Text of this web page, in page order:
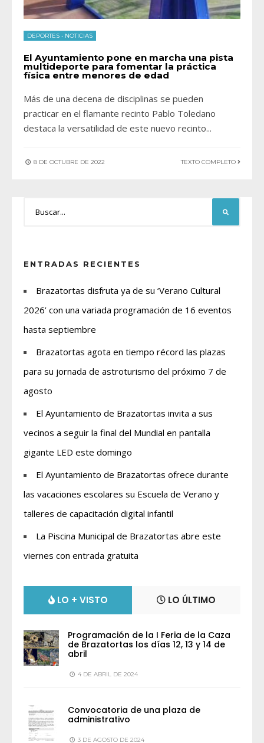
DEPORTES • NOTICIAS
El Ayuntamiento pone en marcha una pista
multideporte para fomentar la práctica
física entre menores de edad
Más de una decena de disciplinas se pueden
practicar en el flamante recinto Pablo Toledano
destaca la versatilidad de este nuevo recinto...
8 DE OCTUBRE DE 2022 TEXTO COMPLETO
ENTRADAS RECIENTES
Brazatortas disfruta ya de su ‘Verano Cultural
2026’ con una variada programación de 16 eventos
hasta septiembre
Brazatortas agota en tiempo récord las plazas
para su jornada de astroturismo del próximo 7 de
agosto
El Ayuntamiento de Brazatortas invita a sus
vecinos a seguir la final del Mundial en pantalla
gigante LED este domingo
El Ayuntamiento de Brazatortas ofrece durante
las vacaciones escolares su Escuela de Verano y
talleres de capacitación digital infantil
La Piscina Municipal de Brazatortas abre este
viernes con entrada gratuita
LO + VISTO LO ÚLTIMO
Programación de la I Feria de la Caza
de Brazatortas los días 12, 13 y 14 de
abril
4 DE ABRIL DE 2024
Convocatoria de una plaza de
administrativo
3 DE AGOSTO DE 2024